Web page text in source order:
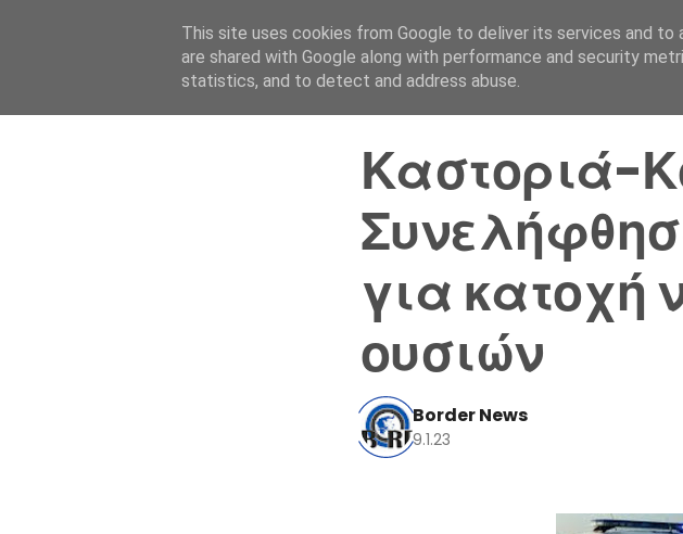
Καστοριά-
για κατοχή
ουσιών
Border News
9.1.23
This site uses cookies from Google to deliver its services and to
are shared with Google along with performance and security
statistics, and to detect and address abuse.